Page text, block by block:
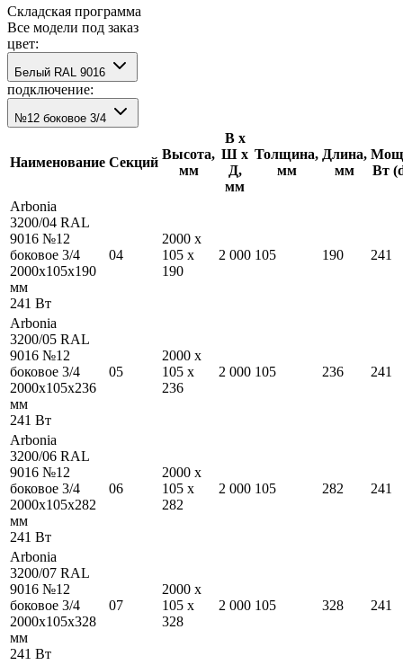
Складская программа
Все модели под заказ
цвет:
Белый RAL 9016
подключение:
№12 боковое 3/4
Наименование Секций
Высота,
мм
В х
Ш х
Д,
мм
Толщина,
мм
Длина,
мм
Вт
Arbonia
3200/04 RAL
9016 №12
боковое 3/4
2000x105x190
мм
241 Вт
04
2000 x
105 x
190
2 000 105 190 241
Arbonia
3200/05 RAL
9016 №12
боковое 3/4
2000x105x236
мм
241 Вт
05
2000 x
105 x
236
2 000 105 236 241
Arbonia
3200/06 RAL
9016 №12
боковое 3/4
2000x105x282
мм
241 Вт
06
2000 x
105 x
282
2 000 105 282 241
Arbonia
3200/07 RAL
9016 №12
боковое 3/4
2000x105x328
мм
241 Вт
07
2000 x
105 x
328
2 000 105 328 241